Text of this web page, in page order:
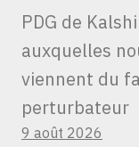
PDG de
auxquelles
viennent du
perturbateur
9 août 2026